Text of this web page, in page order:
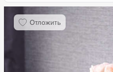
Отложить